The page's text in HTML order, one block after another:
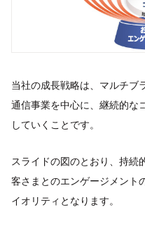
当社の成長戦略は、マルチブ
通信事業を中心に、継続的な
していくことです。
スライドの図のとおり、持続
客さまとのエンゲージメント
イオリティとなります。